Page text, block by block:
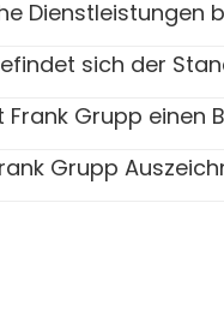
Dienstleistungen
sich der
Frank Grupp einen
Grupp